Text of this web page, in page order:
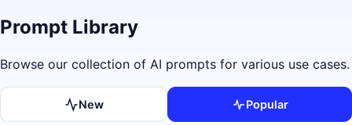
Prompt Library
Browse our collection of AI prompts for various use cases.
New Popular